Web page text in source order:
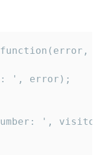
', error);
',